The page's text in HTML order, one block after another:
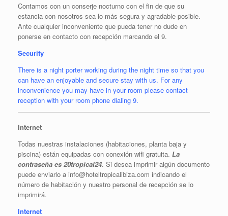
Contamos con un conserje nocturno con el fin de que su
estancia con nosotros sea lo más segura y agradable posible.
Ante cualquier inconveniente que pueda tener no dude en
ponerse en contacto con recepción marcando el 9.
Security
There is a night porter working during the night time so that you
can have an enjoyable and secure stay with us. For any
inconvenience you may have in your room please contact
reception with your room phone dialing 9.
Internet
Todas nuestras instalaciones (habitaciones, planta baja y
piscina) están equipadas con conexión wifi gratuita. La
contraseña es 20tropical24. Si desea imprimir algún documento
puede enviarlo a info@hoteltropicalibiza.com indicando el
número de habitación y nuestro personal de recepción se lo
imprimirá.
Internet